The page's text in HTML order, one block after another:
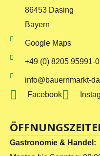
86453 Dasing
Bayern
Google Maps
+49 (0) 8205 95991-0
info@bauernmarkt-
Facebook
Gastronomie & Handel: